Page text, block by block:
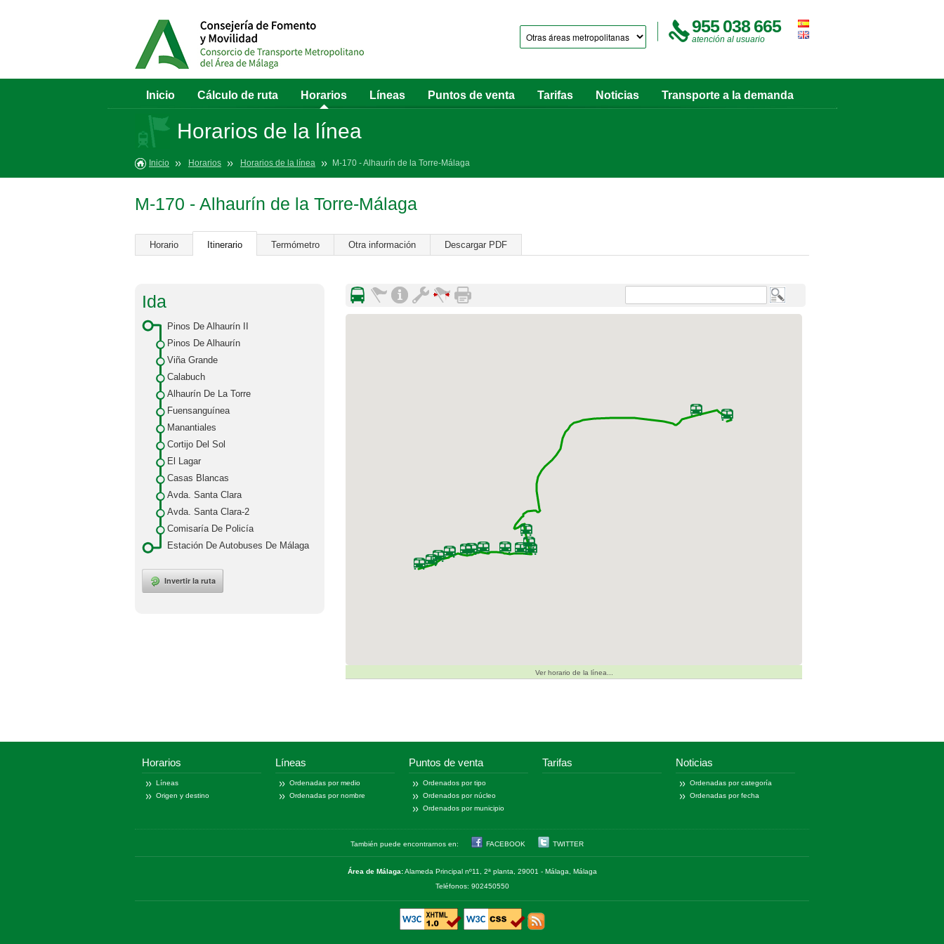
955 038 665
atención al usuario
Inicio Cálculo de ruta Horarios Líneas Puntos de venta Tarifas Noticias Transporte a la demanda
Horarios de la línea
Inicio Horarios Horarios de la línea M-170 - Alhaurín de la Torre-Málaga
M-170 - Alhaurín de la Torre-Málaga
Horario Itinerario Termómetro Otra información Descargar PDF
Ida
Pinos De Alhaurín II
Pinos De Alhaurín
Viña Grande
Calabuch
Alhaurín De La Torre
Fuensanguínea
Manantiales
Cortijo Del Sol
El Lagar
Casas Blancas
Avda. Santa Clara
Avda. Santa Clara-2
Comisaría De Policía
Estación De Autobuses De Málaga
Invertir la ruta
Ver horario de la línea...
Horarios
Líneas
Origen y destino
Líneas
Ordenadas por medio
Ordenadas por nombre
Puntos de venta
Ordenados por tipo
Ordenados por núcleo
Ordenados por municipio
Tarifas Noticias
Ordenadas por categoría
Ordenadas por fecha
También puede encontrarnos en: FACEBOOK TWITTER
Área de Málaga:Alameda Principal nº11, 2ª planta, 29001 - Málaga, Málaga
Teléfonos: 902450550